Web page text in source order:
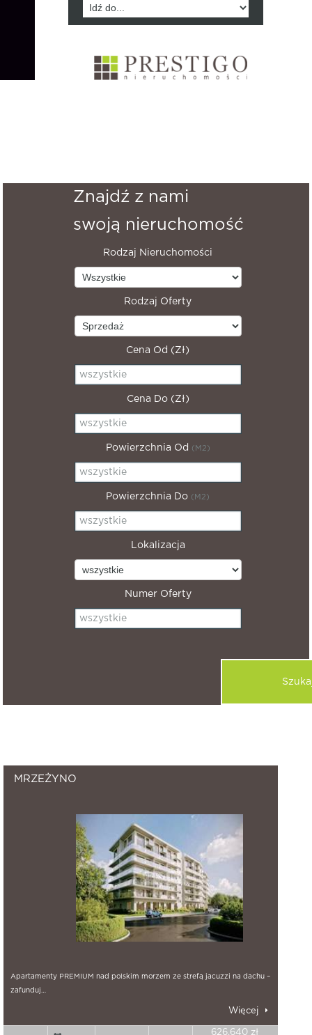
Znajdź z nami
swoją nieruchomość
Rodzaj Nieruchomości
Rodzaj Oferty
Cena Od (zł)
Cena Do (zł)
Powierzchnia Od (m2)
Powierzchnia Do (m2)
Lokalizacja
Numer Oferty
MRZEŻYNO
Apartamenty PREMIUM nad polskim morzem ze strefą jacuzzi na dachu –
zafunduj…
Więcej
626.640 zł